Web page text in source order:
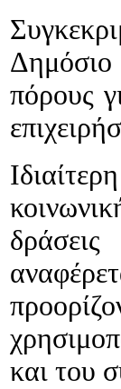
Δημόσιο
πόρους
και του